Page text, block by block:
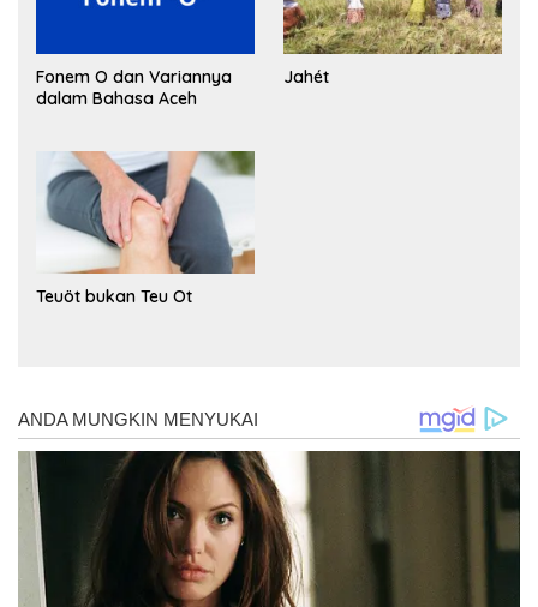
Fonem O dan Variannya
dalam Bahasa Aceh
Jahét
Teuöt bukan Teu Ot